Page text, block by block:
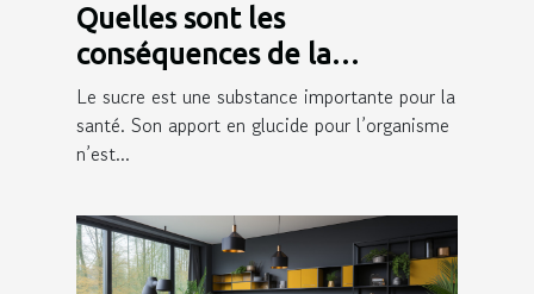
Quelles sont les
conséquences de la
consommation du sucre sur
la peau ?
Le sucre est une substance importante pour la
santé. Son apport en glucide pour l’organisme
n’est...